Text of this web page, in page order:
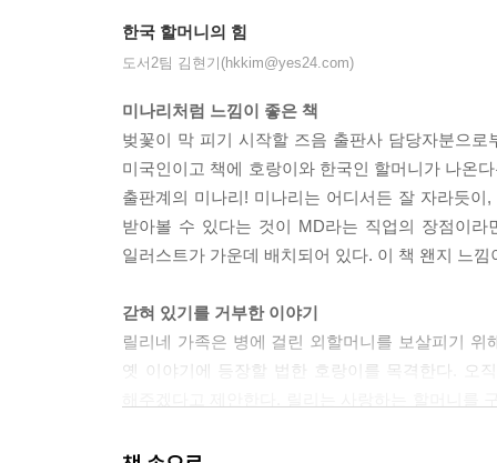
한국 할머니의 힘
도서2팀 김현기(hkkim@yes24.com)
미나리처럼 느낌이 좋은 책
벚꽃이 막 피기 시작할 즈음 출판사 담당자분으
미국인이고 책에 호랑이와 한국인 할머니가 나온
출판계의 미나리! 미나리는 어디서든 잘 자라듯
받아볼 수 있다는 것이 MD라는 직업의 장점이
일러스트가 가운데 배치되어 있다. 이 책 왠지 느낌
갇혀 있기를 거부한 이야기
릴리네 가족은 병에 걸린 외할머니를 보살피기
옛 이야기에 등장할 법한 호랑이를 목격한다. 오
노력하는 사춘기 소녀이다. 릴리는 그런 언니에게